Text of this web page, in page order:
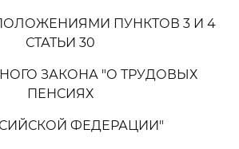
ПУНКТОВ 3 И 4
СТАТЬИ 30
ЗАКОНА "О ТРУДОВЫХ
ПЕНСИЯХ
ФЕДЕРАЦИИ"